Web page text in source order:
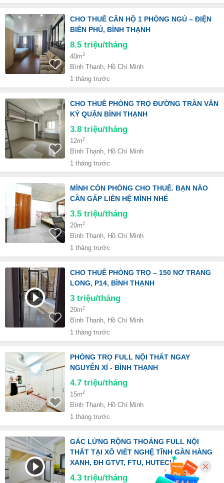
CHO THUÊ CĂN HỘ 1 PHÒNG NGỦ – ĐIỆN
BIÊN PHỦ, BÌNH THẠNH
8.5 triệu/tháng
40m2
Bình Thạnh, Hồ Chí Minh
1 tháng trước
CHO THUÊ PHÒNG TRỌ ĐƯỜNG TRẦN VĂN
KỶ QUẬN BÌNH THẠNH
3.8 triệu/tháng
12m2
Bình Thạnh, Hồ Chí Minh
1 tháng trước
MÌNH CÒN PHÒNG CHO THUÊ. BẠN NÀO
CẦN GẤP LIÊN HỆ MÌNH NHÉ
3.5 triệu/tháng
20m2
Bình Thạnh, Hồ Chí Minh
1 tháng trước
CHO THUÊ PHÒNG TRỌ – 150 NƠ TRANG
LONG, P14, BÌNH THẠNH
3 triệu/tháng
20m2
Bình Thạnh, Hồ Chí Minh
1 tháng trước
PHÒNG TRỌ FULL NỘI THẤT NGAY
NGUYỄN XÍ - BÌNH THẠNH
4.7 triệu/tháng
15m2
Bình Thạnh, Hồ Chí Minh
1 tháng trước
GÁC LỬNG RỘNG THOÁNG FULL NỘI
THẤT TẠI XÔ VIẾT NGHỆ TĨNH GẦN HÀNG
XANH, ĐH GTVT, FTU, HUTECH
4.3 triệu/tháng